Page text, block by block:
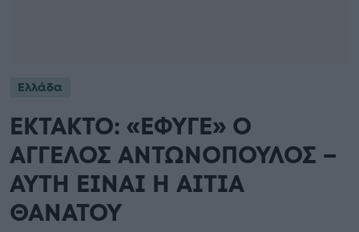
Ελλάδα
ΕΚΤΑΚΤΟ: «ΕΦΥΓΕ» Ο
ΑΓΓΕΛΟΣ ΑΝΤΩΝΟΠΟΥΛΟΣ –
ΑΥΤΗ ΕΙΝΑΙ Η ΑΙΤΙΑ
ΘΑΝΑΤΟΥ